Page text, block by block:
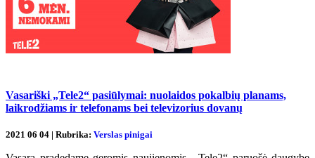
Vasariški „Tele2“ pasiūlymai: nuolaidos pokalbių planams,
laikrodžiams ir telefonams bei televizorius dovanų
2021 06 04 | Rubrika: Verslas pinigai